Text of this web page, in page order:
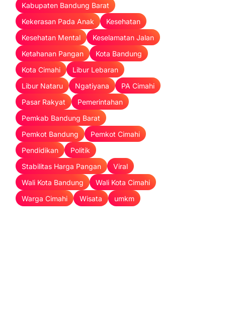
Kabupaten Bandung Barat
Kekerasan Pada Anak
Kesehatan
Kesehatan Mental
Keselamatan Jalan
Ketahanan Pangan
Kota Bandung
Kota Cimahi
Libur Lebaran
Libur Nataru
Ngatiyana
PA Cimahi
Pasar Rakyat
Pemerintahan
Pemkab Bandung Barat
Pemkot Bandung
Pemkot Cimahi
Pendidikan
Politik
Stabilitas Harga Pangan
Viral
Wali Kota Bandung
Wali Kota Cimahi
Warga Cimahi
Wisata umkm